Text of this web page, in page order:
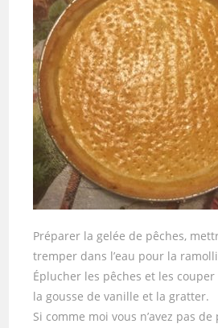
Préparer la gelée de pêches,
tremper dans l’eau pour la
Éplucher les pêches et les
la gousse de vanille et la gratter.
Si comme moi vous n’avez pas